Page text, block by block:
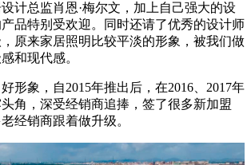
计总监肖恩·梅尔文，加上自己强大的设
品特别受欢迎。同时还请了优秀的设计师
原来家居照明比较平淡的形象，被我们做
和现代感。
形象，自2015年推出后，在2016、2017年
角，深受经销商追捧，签了很多新加盟
经销商跟着做升级。